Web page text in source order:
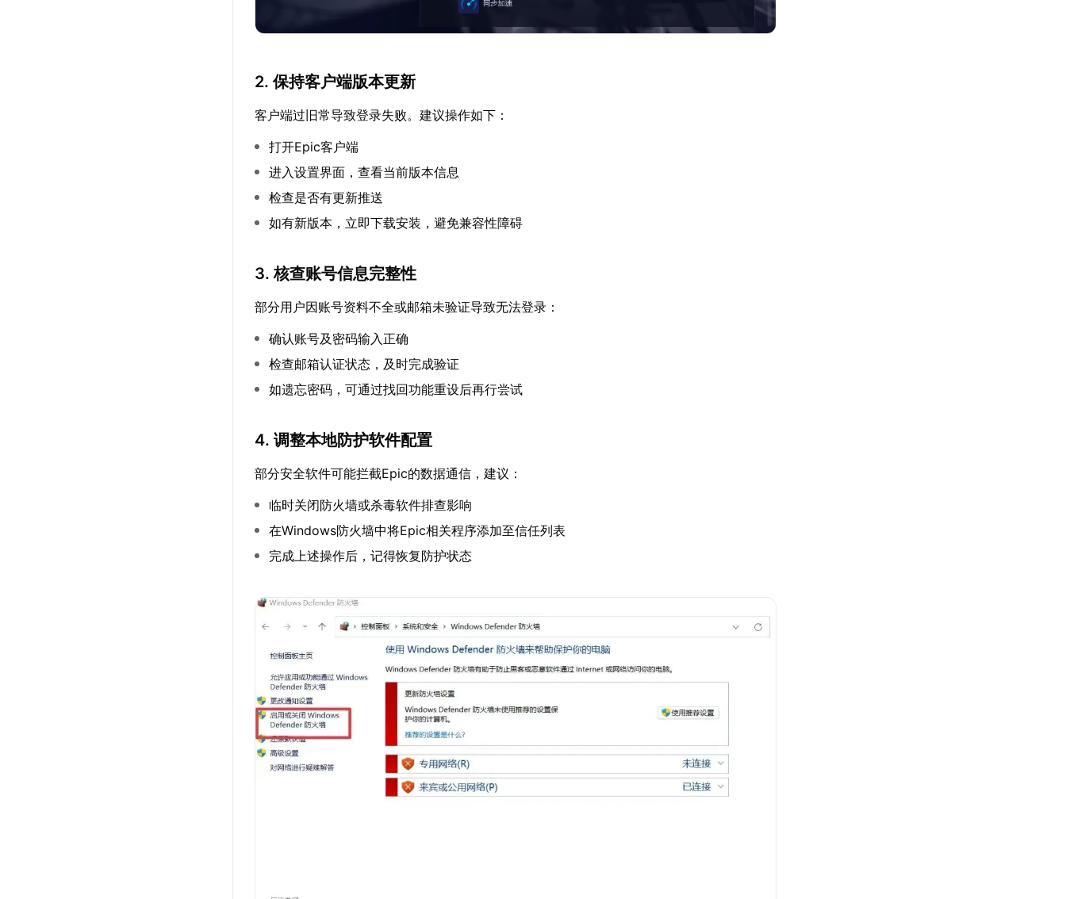
2. 保持客户端版本更新
客户端过旧常导致登录失败。建议操作如下：
打开Epic客户端
进入设置界面，查看当前版本信息
检查是否有更新推送
如有新版本，立即下载安装，避免兼容性障碍
3. 核查账号信息完整性
部分用户因账号资料不全或邮箱未验证导致无法登录：
确认账号及密码输入正确
检查邮箱认证状态，及时完成验证
如遗忘密码，可通过找回功能重设后再行尝试
4. 调整本地防护软件配置
部分安全软件可能拦截Epic的数据通信，建议：
临时关闭防火墙或杀毒软件排查影响
在Windows防火墙中将Epic相关程序添加至信任列表
完成上述操作后，记得恢复防护状态